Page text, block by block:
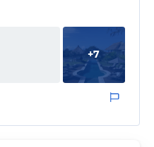
aus, die nur aus 5
Villas besteht. Es
und grossartig.
mit grossem
+7